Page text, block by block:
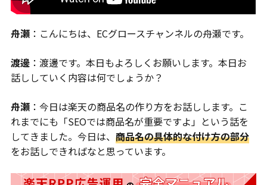
舟瀬 ：こんにちは、ECグロースチャンネルの舟瀬です。
渡邊 ：渡邊です。本日もよろしくお願いします。本日お
話ししていく内容は何でしょうか？
舟瀬 ：今日は楽天の商品名の作り方をお話しします。こ
れまでにも「SEOでは商品名が重要ですよ」という話を
してきました。今日は、商品名の具体的な付け方の部分
をお話しできればなと思っています。